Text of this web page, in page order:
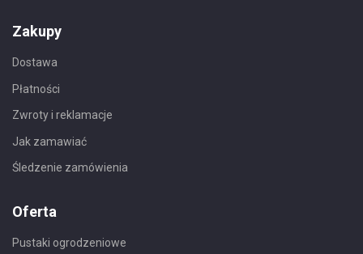
Zakupy
Dostawa
Płatności
Zwroty i reklamacje
Jak zamawiać
Śledzenie zamówienia
Oferta
Pustaki ogrodzeniowe